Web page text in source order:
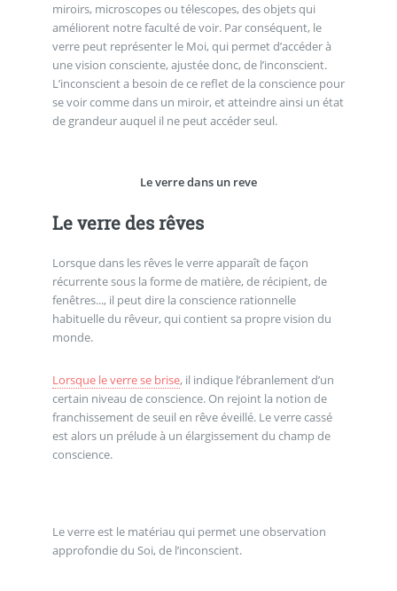
miroirs, microscopes ou télescopes, des objets qui
améliorent notre faculté de voir. Par conséquent, le
verre peut représenter le Moi, qui permet d’accéder à
une vision consciente, ajustée donc, de l’inconscient.
L’inconscient a besoin de ce reflet de la conscience pour
se voir comme dans un miroir, et atteindre ainsi un état
de grandeur auquel il ne peut accéder seul.
Le verre dans un reve
Le verre des rêves
Lorsque dans les rêves le verre apparaît de façon
récurrente sous la forme de matière, de récipient, de
fenêtres..., il peut dire la conscience rationnelle
habituelle du rêveur, qui contient sa propre vision du
monde.
Lorsque le verre se brise, il indique l’ébranlement d’un
certain niveau de conscience. On rejoint la notion de
franchissement de seuil en rêve éveillé. Le verre cassé
est alors un prélude à un élargissement du champ de
conscience.
Le verre est le matériau qui permet une observation
approfondie du Soi, de l’inconscient.